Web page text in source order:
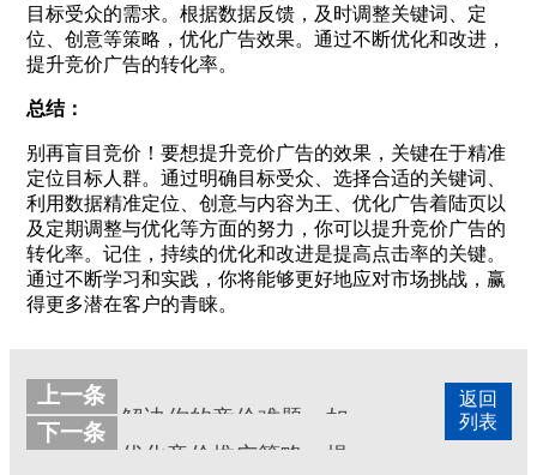
目标受众的需求。根据数据反馈，及时调整关键词、定
位、创意等策略，优化广告效果。通过不断优化和改进，
提升竞价广告的转化率。
总结：
别再盲目竞价！要想提升竞价广告的效果，关键在于精准
定位目标人群。通过明确目标受众、选择合适的关键词、
利用数据精准定位、创意与内容为王、优化广告着陆页以
及定期调整与优化等方面的努力，你可以提升竞价广告的
转化率。记住，持续的优化和改进是提高点击率的关键。
通过不断学习和实践，你将能够更好地应对市场挑战，赢
得更多潜在客户的青睐。
返回
列表
上一条
下一条